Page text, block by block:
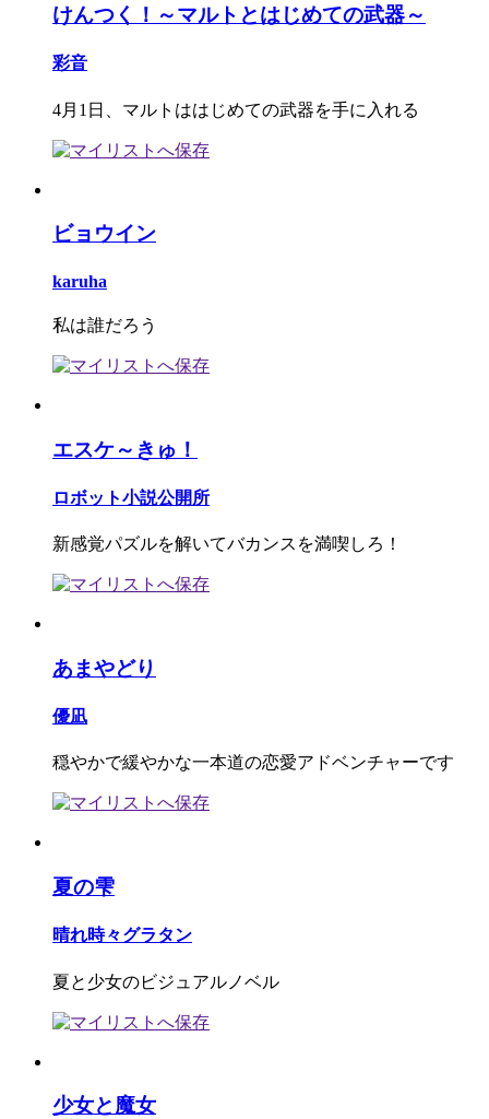
けんつく！～マルトとはじめての武器～
彩音
4月1日、マルトははじめての武器を手に入れる
ビョウイン
karuha
私は誰だろう
エスケ～きゅ！
ロボット小説公開所
新感覚パズルを解いてバカンスを満喫しろ！
あまやどり
優凪
穏やかで緩やかな一本道の恋愛アドベンチャーです
夏の雫
晴れ時々グラタン
夏と少女のビジュアルノベル
少女と魔女